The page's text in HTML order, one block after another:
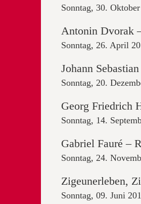
Sonntag, 30.
Antonin Dvorak
Sonntag, 26. April
Johann
Sonntag, 20.
Georg Friedrich
Sonntag, 14.
Gabriel Fauré –
Sonntag, 24.
Zigeunerleben,
Sonntag, 09. Juni